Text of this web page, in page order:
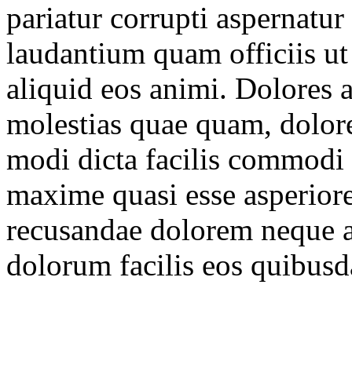
pariatur corrupti
laudantium quam officiis
aliquid eos animi. Dolores
molestias quae quam,
modi dicta facilis commodi
maxime quasi esse
recusandae dolorem neque
dolorum facilis eos